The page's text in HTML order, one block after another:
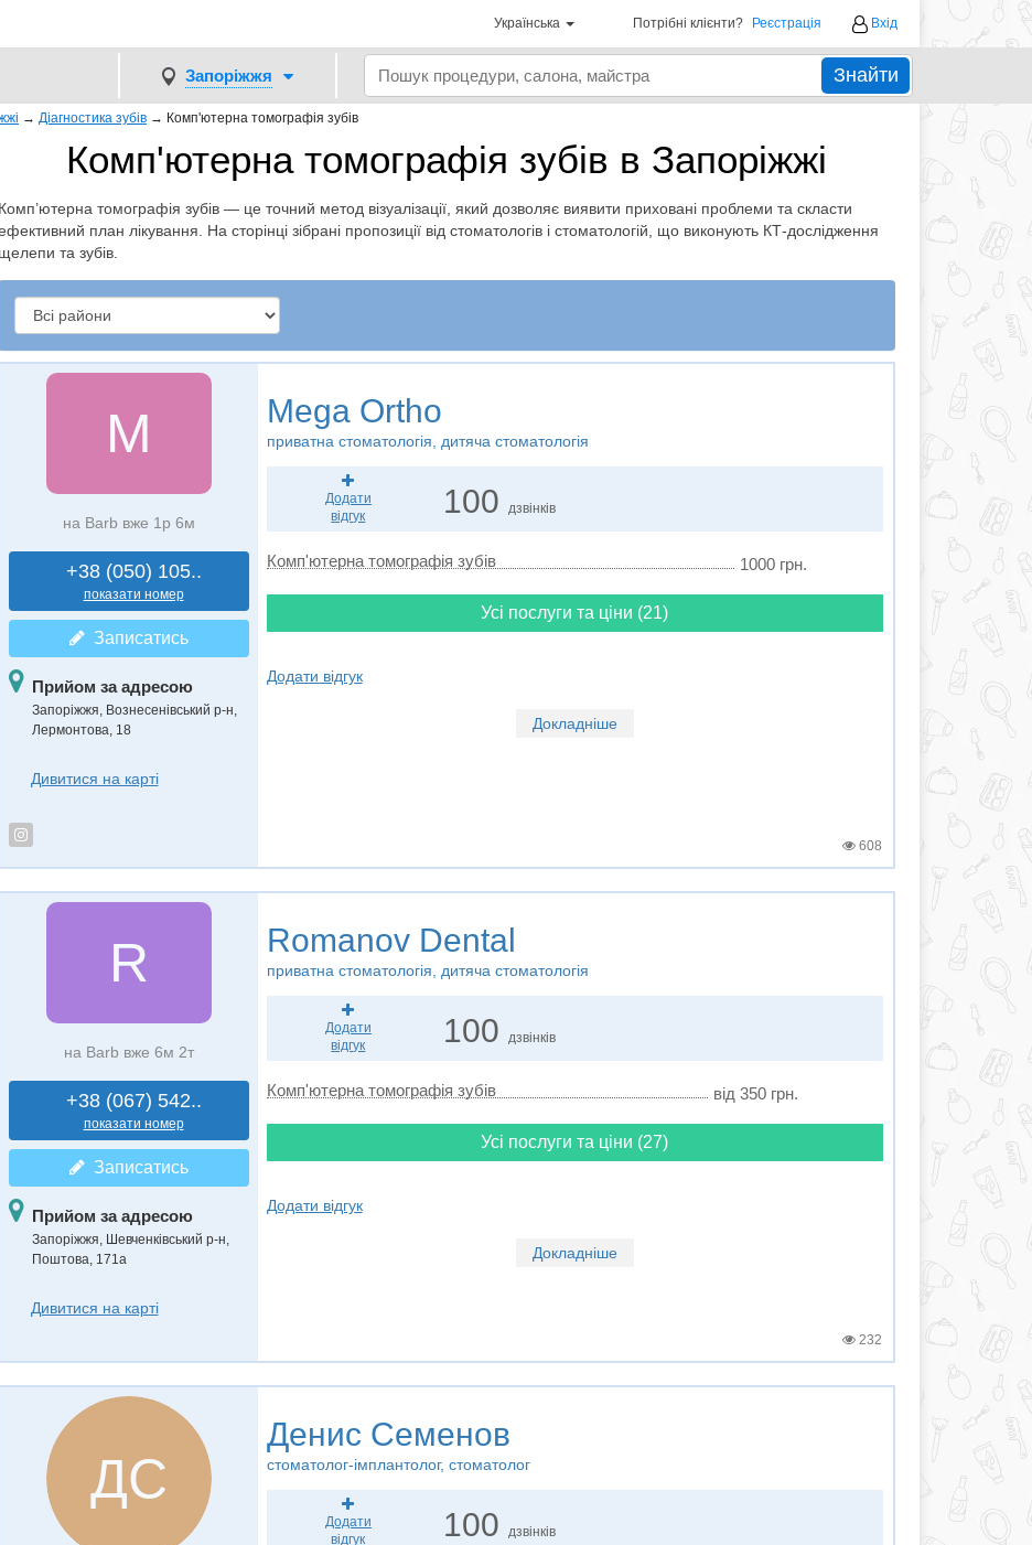
Українська Потрібні клієнти? Реєстрація Вхід
Запоріжжя Знайти
→ Діагностика зубів → Комп'ютерна томографія зубів
Комп'ютерна томографія зубів в Запоріжжі
Комп’ютерна томографія зубів — це точний метод візуалізації, який дозволяє виявити приховані проблеми та скласти
план лікування. На сторінці зібрані пропозиції від стоматологів і стоматологій, що виконують КТ-дослідження
щелепи та зубів.
M
на Barb вже 1р 6м
+38 (050) 105..
показати номер
Записатись
Прийом за адресою
Запоріжжя, Вознесенівський р-н,
Лермонтова, 18
Дивитися на карті
Mega Ortho
приватна стоматологія, дитяча стоматологія
Додати
відгук
100 дзвінків
Комп'ютерна томографія зубів 1000 грн.
Усі послуги та ціни (21)
Додати відгук
Докладніше
608
R
на Barb вже 6м 2т
+38 (067) 542..
показати номер
Записатись
Прийом за адресою
Запоріжжя, Шевченківський р-н,
Поштова, 171а
Дивитися на карті
Romanov Dental
приватна стоматологія, дитяча стоматологія
Додати
відгук
100 дзвінків
Комп'ютерна томографія зубів від 350 грн.
Усі послуги та ціни (27)
Додати відгук
Докладніше
232
ДС
Денис Семенов
стоматолог-імплантолог, стоматолог
Додати
відгук
100 дзвінків